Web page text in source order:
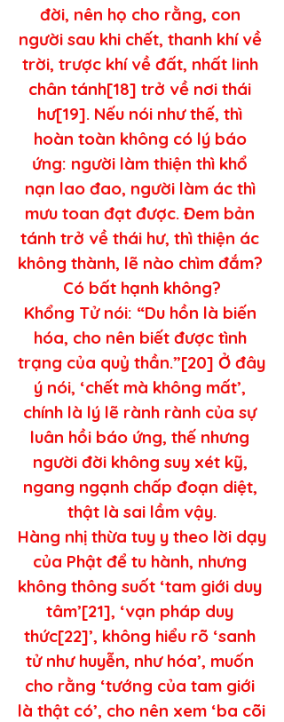
đời, nên họ cho rằng, con
người sau khi chết, thanh khí về
trời, trược khí về đất, nhất linh
chân tánh[18] trở về nơi thái
hư[19]. Nếu nói như thế, thì
hoàn toàn không có lý báo
ứng: người làm thiện thì khổ
nạn lao đao, người làm ác thì
mưu toan đạt được. Đem bản
tánh trở về thái hư, thì thiện ác
không thành, lẽ nào chìm đắm?
Có bất hạnh không?
Khổng Tử nói: “Du hồn là biến
hóa, cho nên biết được tình
trạng của quỷ thần.”[20] Ở đây
ý nói, ‘chết mà không mất’,
chính là lý lẽ rành rành của sự
luân hồi báo ứng, thế nhưng
người đời không suy xét kỹ,
ngang ngạnh chấp đoạn diệt,
thật là sai lầm vậy.
Hàng nhị thừa tuy y theo lời dạy
của Phật để tu hành, nhưng
không thông suốt ‘tam giới duy
tâm’[21], ‘vạn pháp duy
thức[22]’, không hiểu rõ ‘sanh
tử như huyễn, như hóa’, muốn
cho rằng ‘tướng của tam giới
là thật có’, cho nên xem ‘ba cõi